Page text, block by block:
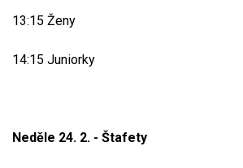
13:15 Ženy
14:15 Juniorky
Neděle 24. 2. - Štafety